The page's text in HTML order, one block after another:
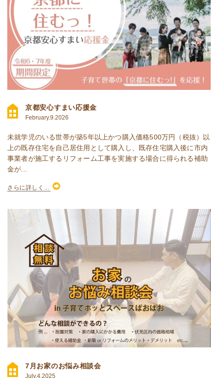
京都安心すまい応援金
February.9.2026
未就学児のいる世帯が築5年以上かつ購入価格500万円（税抜）以
上の既存住宅を自己居住用として購入し、既存住宅購入後に市内
事業者が施工するリフォーム工事を実施する場合に得られる補助
金が...
さらに詳しく...
7月お家のお悩み相談会
July.4.2025